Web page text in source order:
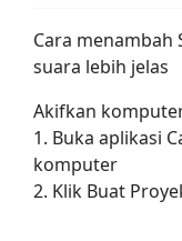
Cara menambah
suara lebih jelas
Akifkan
1. Buka aplikasi
komputer
2. Klik Buat